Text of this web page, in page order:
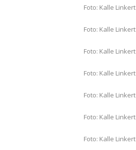
Foto: Kalle Linkert
Foto: Kalle Linkert
Foto: Kalle Linkert
Foto: Kalle Linkert
Foto: Kalle Linkert
Foto: Kalle Linkert
Foto: Kalle Linkert